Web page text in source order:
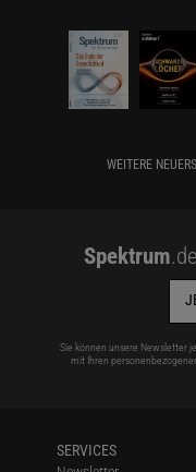
WEITERE
Spektrum
Sie können unsere Newsletter
mit Ihren
SERVICES